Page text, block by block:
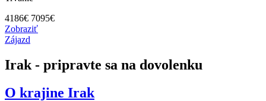
4186€ 7095€
Zobraziť
Zájazd
Irak - pripravte sa na dovolenku
O krajine Irak